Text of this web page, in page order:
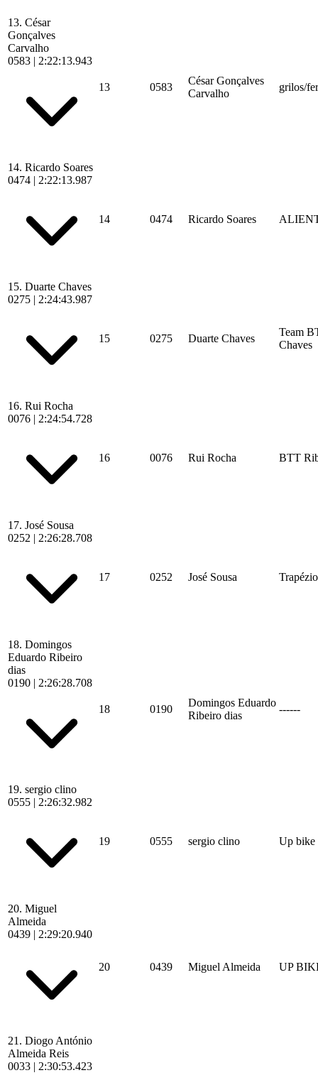
13. César
Gonçalves
Carvalho
0583 | 2:22:13.943
13 0583
César Gonçalves
Carvalho
grilos/
14. Ricardo Soares
0474 | 2:22:13.987
14 0474 Ricardo Soares
15. Duarte Chaves
0275 | 2:24:43.987
15 0275 Duarte Chaves
Team
Chaves
16. Rui Rocha
0076 | 2:24:54.728
16 0076 Rui Rocha BTT
17. José Sousa
0252 | 2:26:28.708
17 0252 José Sousa
18. Domingos
Eduardo Ribeiro
dias
0190 | 2:26:28.708
18 0190
Domingos Eduardo
Ribeiro dias
------
19. sergio clino
0555 | 2:26:32.982
19 0555 sergio clino Up bike
20. Miguel
Almeida
0439 | 2:29:20.940
20 0439 Miguel Almeida UP
21. Diogo António
Almeida Reis
0033 | 2:30:53.423